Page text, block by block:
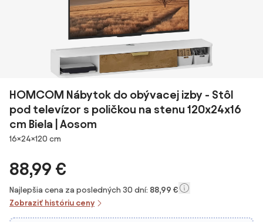
HOMCOM Nábytok do obývacej izby - Stôl
pod televízor s poličkou na stenu 120x24x16
cm Biela | Aosom
Rozmery
16×24×120 cm
88,99 €
Najlepšia cena za posledných 30 dní: 88,99 €
Zobraziť históriu ceny